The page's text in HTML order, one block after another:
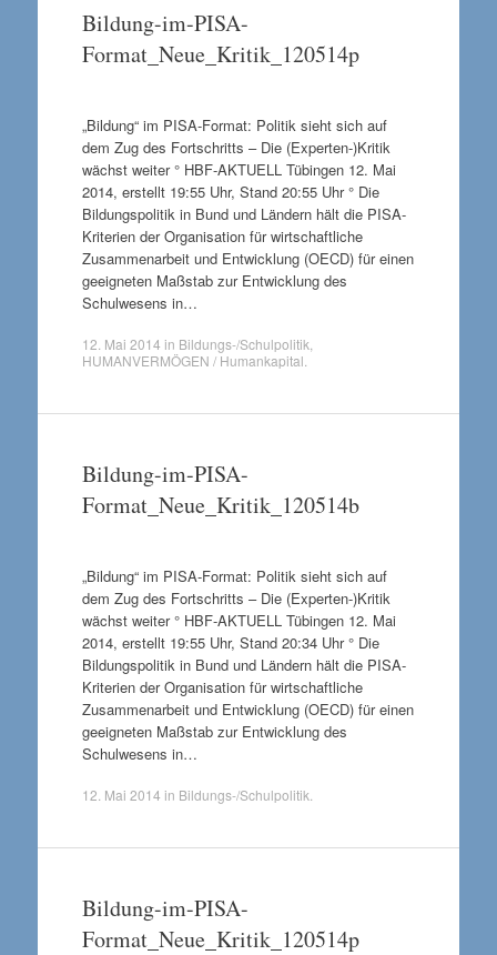
Bildung-im-PISA-
Format_Neue_Kritik_120514p
„Bildung“ im PISA-Format: Politik sieht sich auf
dem Zug des Fortschritts – Die (Experten-)Kritik
wächst weiter ° HBF-AKTUELL Tübingen 12. Mai
2014, erstellt 19:55 Uhr, Stand 20:55 Uhr ° Die
Bildungspolitik in Bund und Ländern hält die PISA-
Kriterien der Organisation für wirtschaftliche
Zusammenarbeit und Entwicklung (OECD) für einen
geeigneten Maßstab zur Entwicklung des
Schulwesens in…
12. Mai 2014 in Bildungs-/Schulpolitik
HUMANVERMÖGEN / Humankapital
Bildung-im-PISA-
Format_Neue_Kritik_120514b
„Bildung“ im PISA-Format: Politik sieht sich auf
dem Zug des Fortschritts – Die (Experten-)Kritik
wächst weiter ° HBF-AKTUELL Tübingen 12. Mai
2014, erstellt 19:55 Uhr, Stand 20:34 Uhr ° Die
Bildungspolitik in Bund und Ländern hält die PISA-
Kriterien der Organisation für wirtschaftliche
Zusammenarbeit und Entwicklung (OECD) für einen
geeigneten Maßstab zur Entwicklung des
Schulwesens in…
12. Mai 2014 in Bildungs-/Schulpolitik
Bildung-im-PISA-
Format_Neue_Kritik_120514p